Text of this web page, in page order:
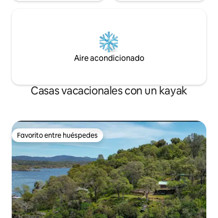
Aire acondicionado
Casas vacacionales con un kayak
Favorito entre huéspedes
Favorito entre huéspedes